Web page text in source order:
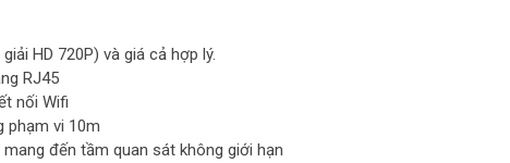
HD 720P) và giá cả hợp lý.
RJ45
nối Wifi
phạm vi 10m
đến tầm quan sát không giới hạn